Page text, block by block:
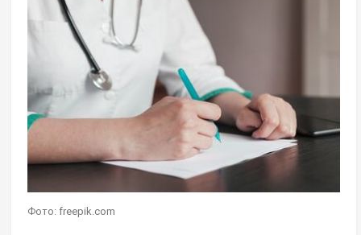
Фото: freepik.com